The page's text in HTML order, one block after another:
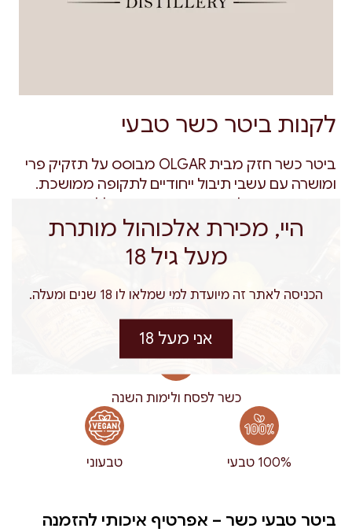
לקנות ביטר כשר טבעי
ביטר כשר חזק מבית OLGAR מבוסס על תזקיק פרי
ומושרה עם עשבי תיבול ייחודיים לתקופה ממושכת.
המשקה נחשב לאפרטיף מריר, טבעי וללא חומרים
מלאכותיים. הביטר מיוצר בגליל העליון בעבודת יד,
ומגיע עם פיפטה למינון מדויק בקוקטיילים.
רישיון משרד הבריאות
כשר לפסח ולימות השנה
100% טבעי טבעוני
ביטר טבעי כשר – אפרטיף איכותי להזמנה
היי, מכירת אלכוהול מותרת
מעל גיל 18
הכניסה לאתר זה מיועדת למי שמלאו לו 18 שנים ומעלה.
אני מעל 18